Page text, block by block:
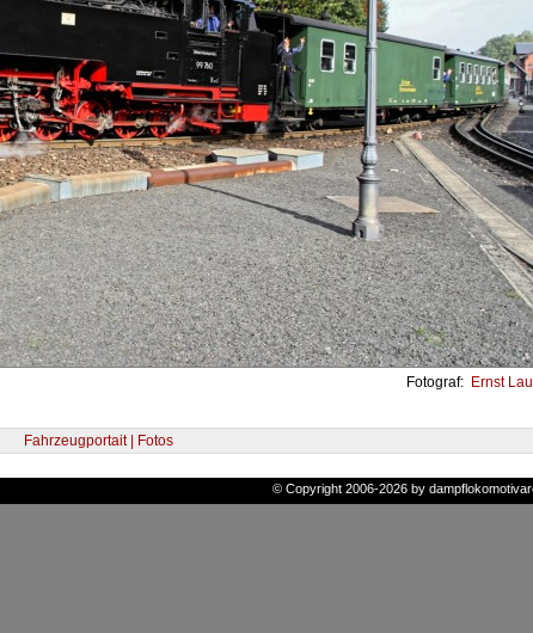
Fotograf: Ernst
Fahrzeugportait | Fotos
© Copyright 2006-2026 by